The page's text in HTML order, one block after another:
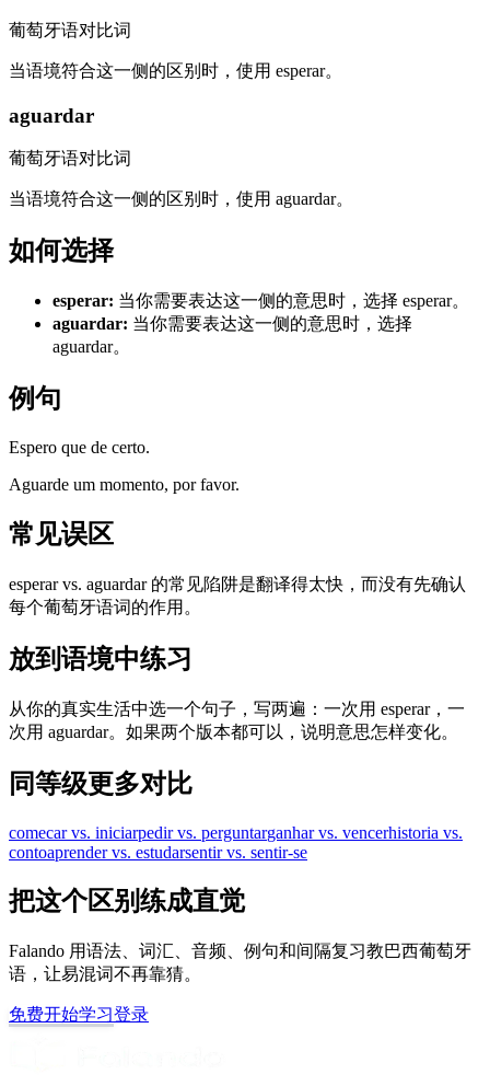
葡萄牙语对比词
当语境符合这一侧的区别时，使用 esperar。
aguardar
葡萄牙语对比词
当语境符合这一侧的区别时，使用 aguardar。
如何选择
esperar: 当你需要表达这一侧的意思时，选择 esperar。
aguardar: 当你需要表达这一侧的意思时，选择
aguardar。
例句
Espero que de certo.
Aguarde um momento, por favor.
常见误区
esperar vs. aguardar 的常见陷阱是翻译得太快，而没有先确认
每个葡萄牙语词的作用。
放到语境中练习
从你的真实生活中选一个句子，写两遍：一次用 esperar，一
次用 aguardar。如果两个版本都可以，说明意思怎样变化。
同等级更多对比
comecar vs. iniciarpedir vs. perguntarganhar vs. vencerhistoria vs.
contoaprender vs. estudarsentir vs. sentir-se
把这个区别练成直觉
Falando 用语法、词汇、音频、例句和间隔复习教巴西葡萄牙
语，让易混词不再靠猜。
免费开始学习登录